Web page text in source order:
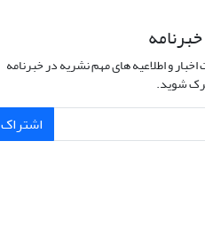
اخبار و اطلاعیه های مهم نشریه در خبرنامه
شوید.
اشتراک